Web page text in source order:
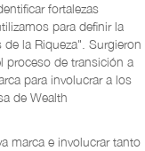
fortalezas
para definir la
la Riqueza". Surgieron
proceso de transición a
para involucrar a los
de Wealth
marca e involucrar tanto